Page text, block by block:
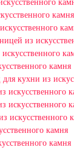
камня
из
камня
кухни из
искусственного
искусственного
искусственного
камня
камня